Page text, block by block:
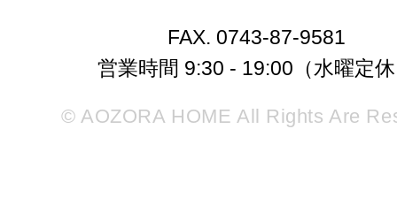
FAX. 0743-87-9581
営業時間 9:30 - 19:00（水曜定
© AOZORA HOME All Rights Are